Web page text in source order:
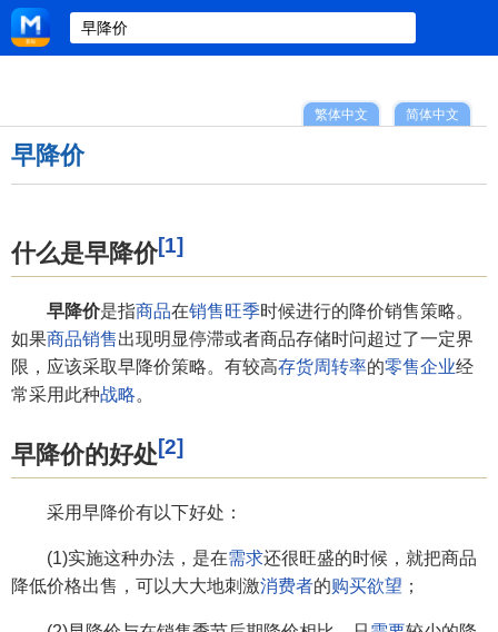
简体中文
繁体中文
早降价
什么是早降价[1]
早降价是指商品在销售旺季时候进行的降价销售策略。
如果商品销售出现明显停滞或者商品存储时问超过了一定界
限，应该采取早降价策略。有较高存货周转率的零售企业经
常采用此种战略。
早降价的好处[2]
采用早降价有以下好处：
(1)实施这种办法，是在需求还很旺盛的时候，就把商品
降低价格出售，可以大大地刺激消费者的购买欲望 ；